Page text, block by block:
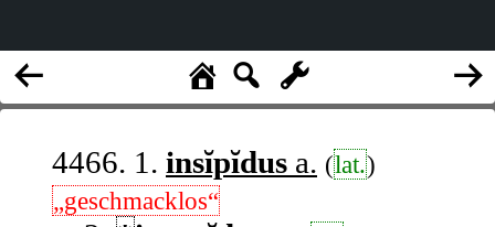
4466. 1. insĭpĭdus a. (lat.)
„geschmacklos“